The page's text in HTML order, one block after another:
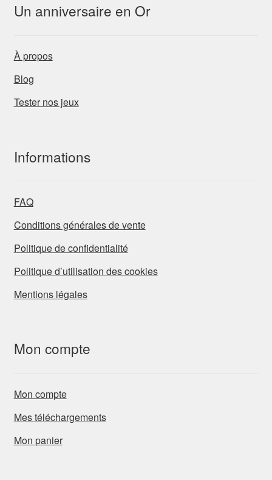
Un anniversaire en Or
À propos
Blog
Tester nos jeux
Informations
FAQ
Conditions générales de vente
Politique de confidentialité
Politique d’utilisation des cookies
Mentions légales
Mon compte
Mon compte
Mes téléchargements
Mon panier